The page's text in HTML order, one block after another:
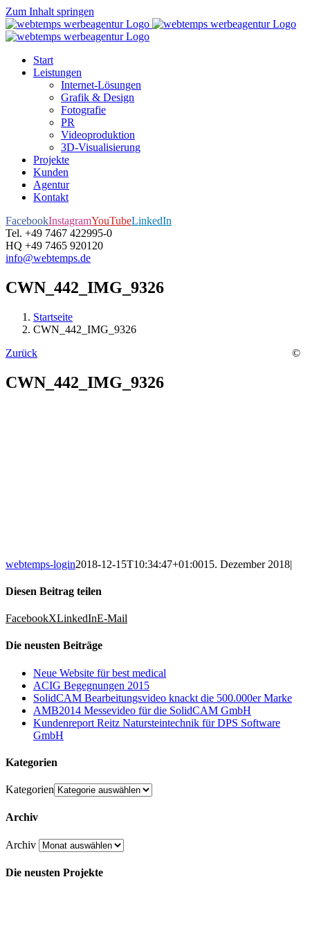
Zum Inhalt springen
Start
Leistungen
Internet-Lösungen
Grafik & Design
Fotografie
PR
Videoproduktion
3D-Visualisierung
Projekte
Kunden
Agentur
Kontakt
FacebookInstagramYouTubeLinkedIn
Tel. +49 7467 422995-0
HQ +49 7465 920120
info@webtemps.de
CWN_442_IMG_9326
Startseite
CWN_442_IMG_9326
Zurück
CWN_442_IMG_9326
webtemps-login2018-12-15T10:34:47+01:0015. Dezember 2018|
Diesen Beitrag teilen
FacebookXLinkedInE-Mail
Die neusten Beiträge
Neue Website für best medical
ACIG Begegnungen 2015
SolidCAM Bearbeitungsvideo knackt die 500.000er Marke
AMB2014 Messevideo für die SolidCAM GmbH
Kundenreport Reitz Natursteintechnik für DPS Software
GmbH
Kategorien
Kategorien
Archiv
Archiv
Die neusten Projekte
©